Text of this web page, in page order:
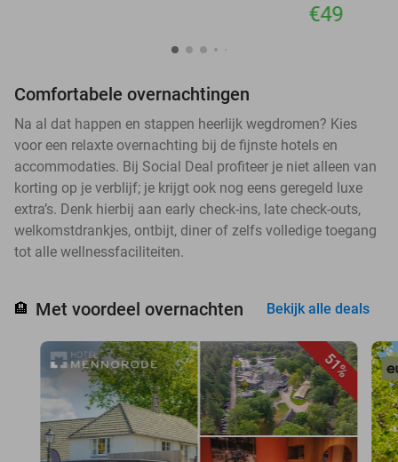
€49
Comfortabele overnachtingen
Na al dat happen en stappen heerlijk wegdromen? Kies
voor een relaxte overnachting bij de fijnste hotels en
accommodaties. Bij Social Deal profiteer je niet alleen van
korting op je verblijf; je krijgt ook nog eens geregeld luxe
extra’s. Denk hierbij aan early check-ins, late check-outs,
welkomstdrankjes, ontbijt, diner of zelfs volledige toegang
tot alle wellnessfaciliteiten.
🏨 Met voordeel overnachten Bekijk alle deals
51%